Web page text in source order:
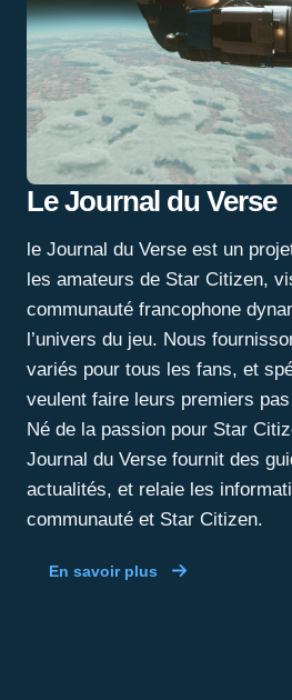
Le Journal du Verse
le Journal du Verse est un
les amateurs de Star Citizen,
communauté francophone
l’univers du jeu. Nous
variés pour tous les fans, et
veulent faire leurs premiers
Né de la passion pour Star
Journal du Verse fournit des
actualités, et relaie les
communauté et Star Citizen.
En savoir plus